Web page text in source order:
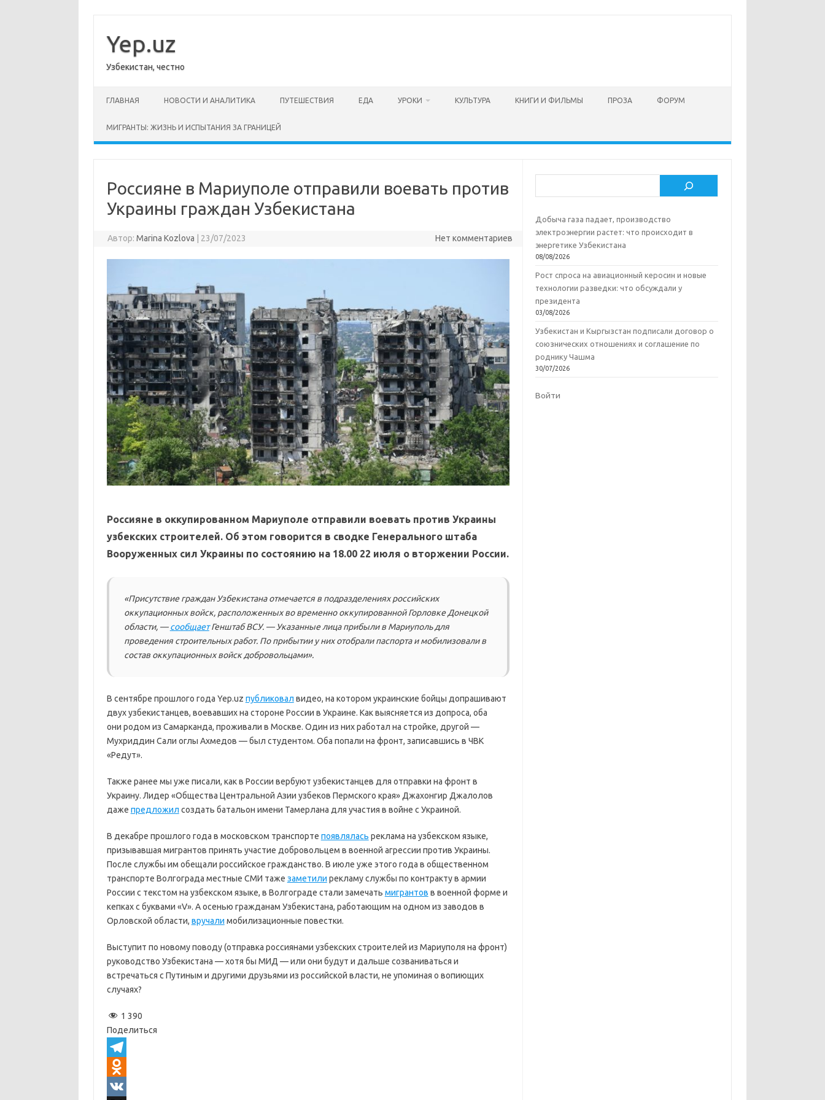
содержимому
Yep.uz
Узбекистан, честно
ГЛАВНАЯ НОВОСТИ И АНАЛИТИКА ПУТЕШЕСТВИЯ ЕДА УРОКИ КУЛЬТУРА КНИГИ И ФИЛЬМЫ ПРОЗА ФОРУМ
МИГРАНТЫ: ЖИЗНЬ И ИСПЫТАНИЯ ЗА ГРАНИЦЕЙ
Россияне в Мариуполе отправили воевать против
Украины граждан Узбекистана
Автор: Marina Kozlova 23/07/2023 Нет комментариев
Россияне в оккупированном Мариуполе отправили воевать против Украины
узбекских строителей. Об этом говорится в сводке Генерального штаба
Вооруженных сил Украины по состоянию на 18.00 22 июля о вторжении России.
«Присутствие граждан Узбекистана отмечается в подразделениях российских
оккупационных войск, расположенных во временно оккупированной Горловке Донецкой
области, —сообщаетГенштаб ВСУ. — Указанные лица прибыли в Мариуполь для
проведения строительных работ. По прибытии у них отобрали паспорта и мобилизовали в
состав оккупационных войск добровольцами».
В сентябре прошлого года Yep.uz публиковал видео, на котором украинские бойцы допрашивают
двух узбекистанцев, воевавших на стороне России в Украине. Как выясняется из допроса, оба
они родом из Самарканда, проживали в Москве. Один из них работал на стройке, другой —
Мухриддин Сали оглы Ахмедов — был студентом. Оба попали на фронт, записавшись в ЧВК
«Редут».
Также ранее мы уже писали, как в России вербуют узбекистанцев для отправки на фронт в
Украину. Лидер «Общества Центральной Азии узбеков Пермского края» Джахонгир Джалолов
даже предложил создать батальон имени Тамерлана для участия в войне с Украиной.
В декабре прошлого года в московском транспорте появлялась реклама на узбекском языке,
призывавшая мигрантов принять участие добровольцем в военной агрессии против Украины.
После службы им обещали российское гражданство. В июле уже этого года в общественном
транспорте Волгограда местные СМИ таже заметили рекламу службы по контракту в армии
России с текстом на узбекском языке, в Волгограде стали замечать мигрантов в военной форме и
кепках с буквами «V». А осенью гражданам Узбекистана, работающим на одном из заводов в
Орловской области, вручали мобилизационные повестки.
Выступит по новому поводу (отправка россиянами узбекских строителей из Мариуполя на фронт)
руководство Узбекистана — хотя бы МИД — или они будут и дальше созваниваться и
встречаться с Путиным и другими друзьями из российской власти, не упоминая о вопиющих
случаях?
1 390
Поделиться
T
eO
Добыча газа падает, производство
электроэнергии растет: что происходит в
энергетике Узбекистана
08/08/2026
Рост спроса на авиационный керосин и новые
технологии разведки: что обсуждали у
президента
03/08/2026
Узбекистан и Кыргызстан подписали договор о
союзнических отношениях и соглашение по
роднику Чашма
30/07/2026
Войти